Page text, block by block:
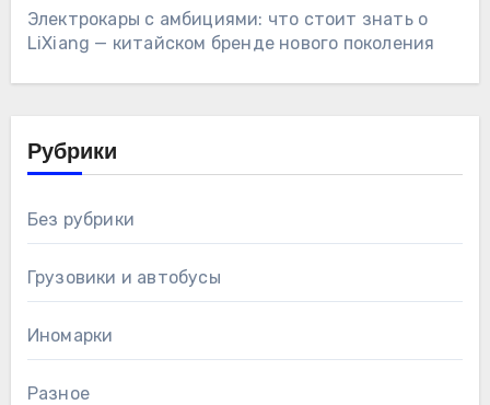
Электрокары с амбициями: что стоит знать о
LiXiang — китайском бренде нового поколения
Рубрики
Без рубрики
Грузовики и автобусы
Иномарки
Разное